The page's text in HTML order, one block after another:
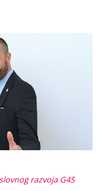
razvoja G4S